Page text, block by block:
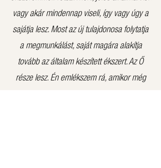
vagy akár mindennap viseli, így vagy úgy a
sajátja lesz. Most az új tulajdonosa folytatja
a megmunkálást, saját magára alakítja
tovább az általam készített ékszert. Az Ő
része lesz. Én emlékszem rá, amikor még